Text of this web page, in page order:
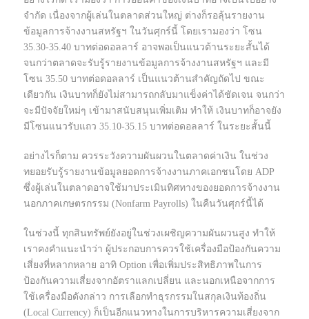
จำกัด เนื่องจากผู้เล่นในตลาดส่วนใหญ่ ต่างก็รอลุ้นรายงาน
ข้อมูลการจ้างงานสหรัฐฯ ในวันศุกร์นี้ โดยเรามองว่า โซน
35.30-35.40 บาทต่อดอลลาร์ อาจพอเป็นแนวต้านระยะสั้นได้
จนกว่าตลาดจะรับรู้รายงานข้อมูลการจ้างงานสหรัฐฯ และมี
โซน 35.50 บาทต่อดอลลาร์ เป็นแนวต้านสำคัญถัดไป ขณะ
เดียวกัน เงินบาทก็ยังไม่สามารถกลับมาแข็งค่าได้ชัดเจน จนกว่า
จะมีปัจจัยใหม่ๆ เข้ามาสนับสนุนเพิ่มเติม ทำให้ เงินบาทก็อาจยัง
มีโซนแนวรับแถว 35.10-35.15 บาทต่อดอลลาร์ ในระยะสั้นนี้
อย่างไรก็ตาม ควรระวังความผันผวนในตลาดค่าเงิน ในช่วง
ทยอยรับรู้รายงานข้อมูลยอดการจ้างงานภาคเอกชนโดย ADP
ซึ่งผู้เล่นในตลาดอาจใช้มาประเมินทิศทางของยอดการจ้างงาน
นอกภาคเกษตรกรรม (Nonfarm Payrolls) ในคืนวันศุกร์นี้ได้
ในช่วงนี้ ทุกสินทรัพย์ยังอยู่ในช่วงเผชิญความผันผวนสูง ทำให้
เราคงคำแนะนำว่า ผู้ประกอบการควรใช้เครื่องมือป้องกันความ
เสี่ยงที่หลากหลาย อาทิ Option เพื่อเพิ่มประสิทธิภาพในการ
ป้องกันความเสี่ยงจากอัตราแลกเปลี่ยน และนอกเหนือจากการ
ใช้เครื่องมือดังกล่าว การเลือกทำธุรกรรมในสกุลเงินท้องถิ่น
(Local Currency) ก็เป็นอีกแนวทางในการบริหารความเสี่ยงจาก